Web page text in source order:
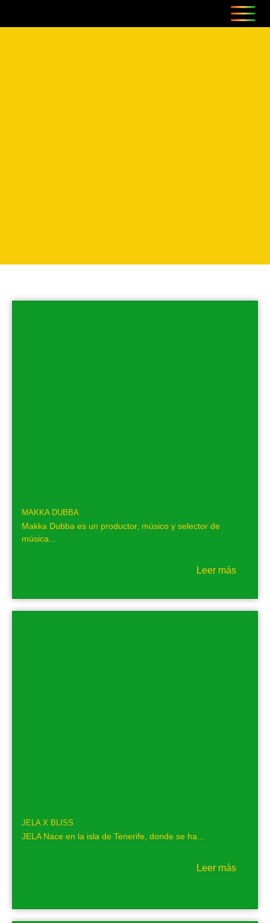
MAKKA DUBBA
Makka Dubba es un productor, músico y selector de
música...
Leer más
JELA X BLISS
JELA Nace en la isla de Tenerife, donde se ha...
Leer más